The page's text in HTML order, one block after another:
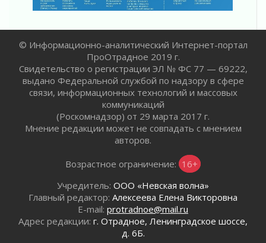
29 июля 2026
29 июля 2026
Сотрудница почты в Кингисеппе
инсценировала пожар после кражи почти
полумиллиона рублей
29 июля 2026
С помощью камер в Ленобласти выписали
штрафов на 17 миллионов рублей за сброс
Региональная сеть контейнерных площадок
Ленобласти пополнится еще 300 объектами к
2027 году
29 июля 2026
Спасатели эвакуировали мужчину с
поврежденной ногой из леса в Гатчинском
© Информационно-аналитический Интернет-портал
ПроОтрадное 2019 г.
Свидетельство о регистрации ЭЛ № ФС 77 — 69222,
выдано Федеральной службой по надзору в сфере
связи, информационных технологий и массовых
коммуникаций
(Роскомнадзор) от 29 марта 2017 г.
Мнение редакции может не совпадать с мнением
авторов.
Возрастное ограничение: 16+
Учредитель: ООО «Невская волна»
Главный редактор: Алексеева Елена Викторовна
E-mail: protradnoe@mail.ru
Адрес редакции: г. Отрадное, Ленинградское шоссе,
д. 6Б.